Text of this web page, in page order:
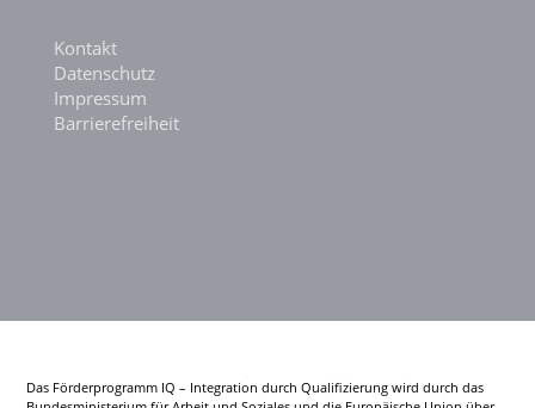
Kontakt
Datenschutz
Impressum
Barrierefreiheit
Das Förderprogramm IQ – Integration durch Qualifizierung wird durch das